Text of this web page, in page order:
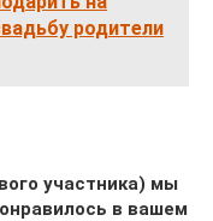
родители
участника) мы
в вашем